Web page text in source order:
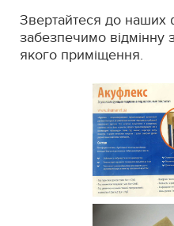
Звертайтеся до наших
забезпечимо відмінну
якого приміщення.